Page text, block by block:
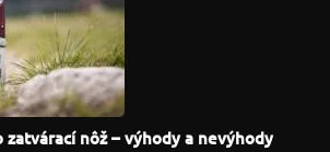
zatvárací nôž – výhody a nevýhody